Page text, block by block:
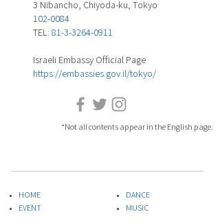
3 Nibancho, Chiyoda-ku, Tokyo
102-0084
TEL: 81-3-3264-0911
Israeli Embassy Official Page
https://embassies.gov.il/tokyo/
HOME
EVENT
DANCE
MUSIC
*Not all contents appear in the English page.